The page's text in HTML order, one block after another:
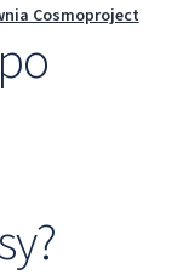
Cosmoproject